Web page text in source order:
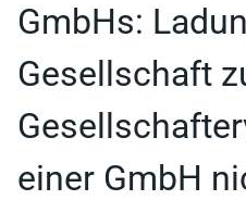
GmbHs:
Gesellschaft
einer GmbH